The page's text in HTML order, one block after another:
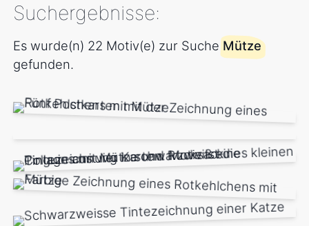
Suchergebnisse:
Es wurde(n) 22 Motiv(e) zur Suche Mütze
gefunden.